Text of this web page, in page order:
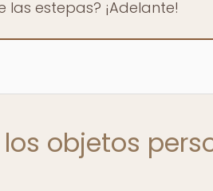
estepas? ¡Adelante!
objetos